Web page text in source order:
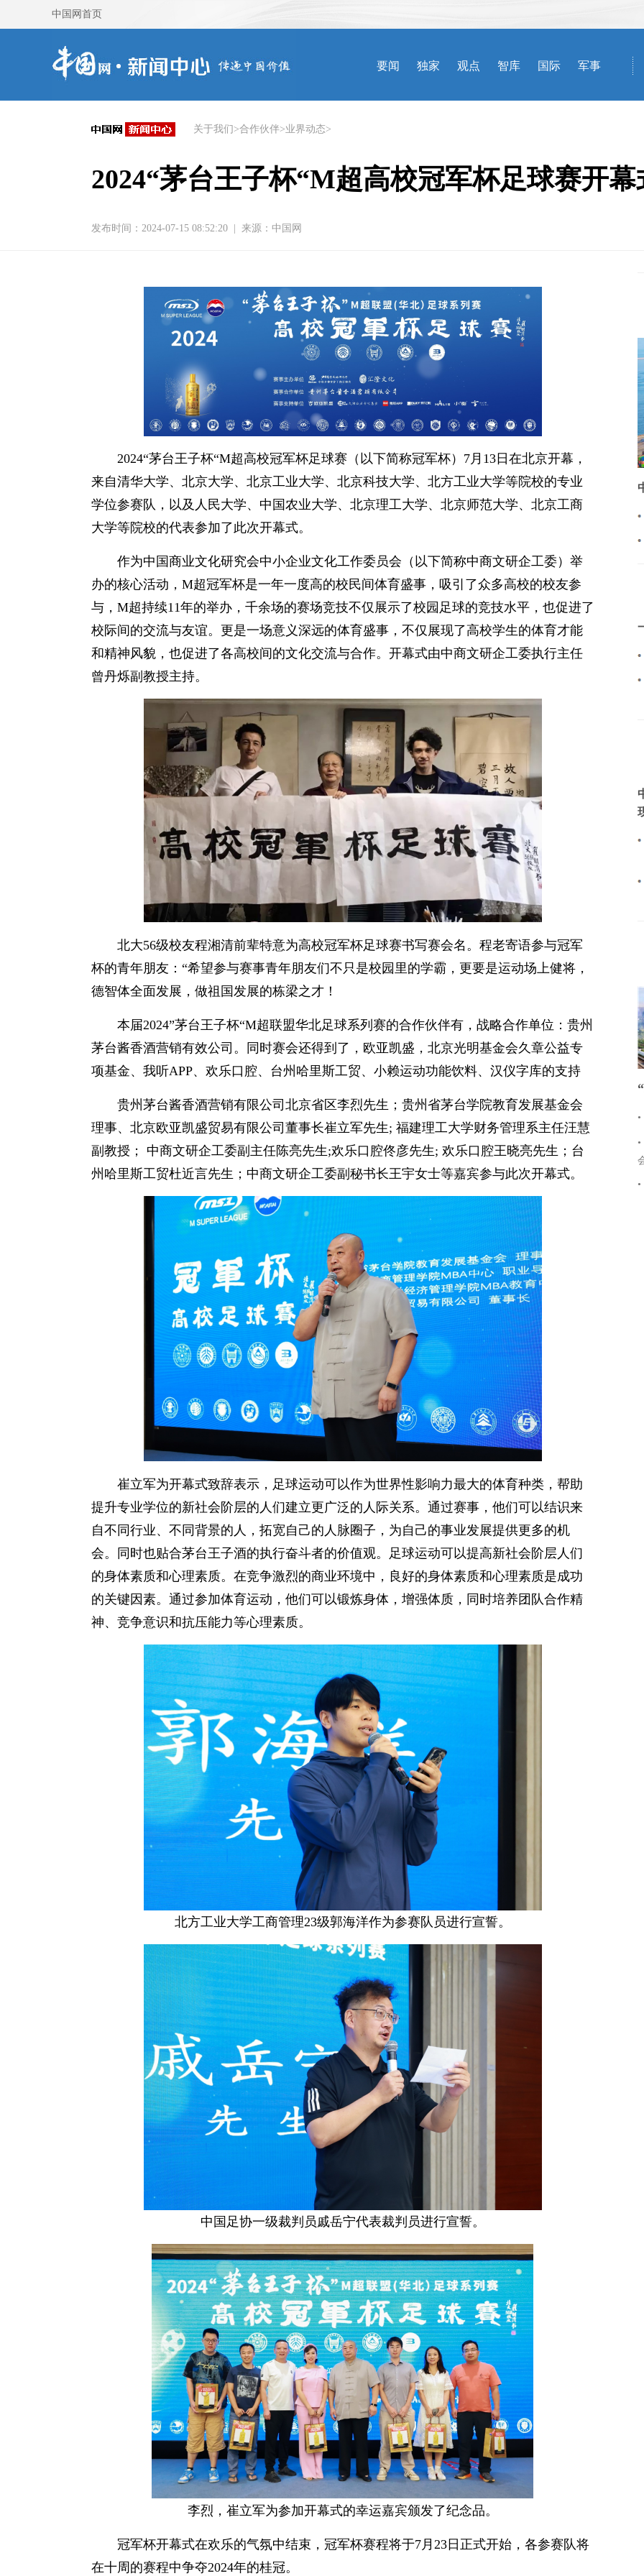
关于我们 >合作伙伴>业界动态>
2024“茅台王子杯“M超高校冠军杯足球赛开
发布时间：2024-07-15 08:52:20 来源： 中国网
2024“茅台王子杯“M超高校冠军杯足球赛（以下简称冠军杯）7月13日在北京开幕，
来自清华大学、北京大学、北京工业大学、北京科技大学、北方工业大学等院校的专业
学位参赛队，以及人民大学、中国农业大学、北京理工大学、北京师范大学、北京工商
大学等院校的代表参加了此次开幕式。
作为中国商业文化研究会中小企业文化工作委员会（以下简称中商文研企工委）举
办的核心活动，M超冠军杯是一年一度高的校民间体育盛事，吸引了众多高校的校友参
与，M超持续11年的举办，千余场的赛场竞技不仅展示了校园足球的竞技水平，也促进了
校际间的交流与友谊。更是一场意义深远的体育盛事，不仅展现了高校学生的体育才能
和精神风貌，也促进了各高校间的文化交流与合作。开幕式由中商文研企工委执行主任
曾丹烁副教授主持。
北大56级校友程湘清前辈特意为高校冠军杯足球赛书写赛会名。程老寄语参与冠军
杯的青年朋友：“希望参与赛事青年朋友们不只是校园里的学霸，更要是运动场上健将，
德智体全面发展，做祖国发展的栋梁之才！
本届2024”茅台王子杯“M超联盟华北足球系列赛的合作伙伴有，战略合作单位：贵州
茅台酱香酒营销有效公司。同时赛会还得到了，欧亚凯盛，北京光明基金会久章公益专
项基金、我听APP、欢乐口腔、台州哈里斯工贸、小赖运动功能饮料、汉仪字库的支持
贵州茅台酱香酒营销有限公司北京省区李烈先生；贵州省茅台学院教育发展基金会
理事、北京欧亚凯盛贸易有限公司董事长崔立军先生; 福建理工大学财务管理系主任汪慧
副教授； 中商文研企工委副主任陈亮先生;欢乐口腔佟彦先生; 欢乐口腔王晓亮先生；台
州哈里斯工贸杜近言先生；中商文研企工委副秘书长王宇女士等嘉宾参与此次开幕式。
崔立军为开幕式致辞表示，足球运动可以作为世界性影响力最大的体育种类，帮助
提升专业学位的新社会阶层的人们建立更广泛的人际关系。通过赛事，他们可以结识来
自不同行业、不同背景的人，拓宽自己的人脉圈子，为自己的事业发展提供更多的机
会。同时也贴合茅台王子酒的执行奋斗者的价值观。足球运动可以提高新社会阶层人们
的身体素质和心理素质。在竞争激烈的商业环境中，良好的身体素质和心理素质是成功
的关键因素。通过参加体育运动，他们可以锻炼身体，增强体质，同时培养团队合作精
神、竞争意识和抗压能力等心理素质。
北方工业大学工商管理23级郭海洋作为参赛队员进行宣誓。
中国足协一级裁判员戚岳宁代表裁判员进行宣誓。
李烈，崔立军为参加开幕式的幸运嘉宾颁发了纪念品。
冠军杯开幕式在欢乐的气氛中结束，冠军杯赛程将于7月23日正式开始，各参赛队将
在十周的赛程中争夺2024年的桂冠。